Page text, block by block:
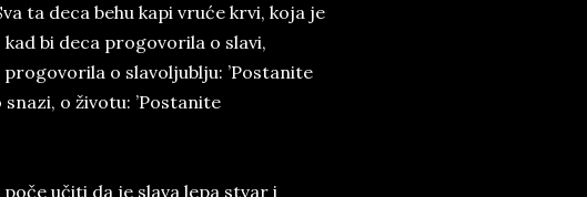
ta deca behu kapi vruće krvi, koja je
bi deca progovorila o slavi,
progovorila o slavoljublju: ’Postanite
o životu: ’Postanite
učiti da je slava lepa stvar i